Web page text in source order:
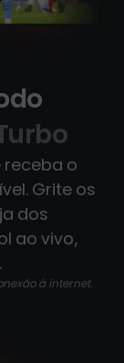
receba o
Grite os
dos
ao vivo,
à internet.